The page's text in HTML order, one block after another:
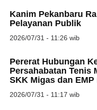
Kanim Pekanbaru
Pelayanan Publik
2026/07/31 - 11:26 wib
Pererat Hubungan
Persahabatan Tenis
SKK Migas dan EMP
2026/07/31 - 11:17 wib